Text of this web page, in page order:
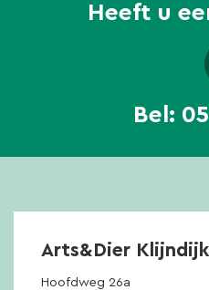
Heeft u
Bel:
Arts&Dier Klijndijk
Hoofdweg 26a